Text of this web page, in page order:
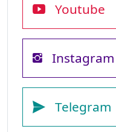
Youtube
Instagram
Telegram